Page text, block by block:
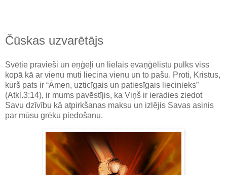
Čūskas uzvarētājs
Svētie pravieši un eņģeļi un lielais evaņģēlistu pulks viss
kopā kā ar vienu muti liecina vienu un to pašu. Proti, Kristus,
kurš pats ir “Āmen, uzticīgais un patiesīgais liecinieks”
(Atkl.3:14), ir mums pavēstījis, ka Viņš ir ieradies ziedot
Savu dzīvību kā atpirkšanas maksu un izlējis Savas asinis
par mūsu grēku piedošanu.